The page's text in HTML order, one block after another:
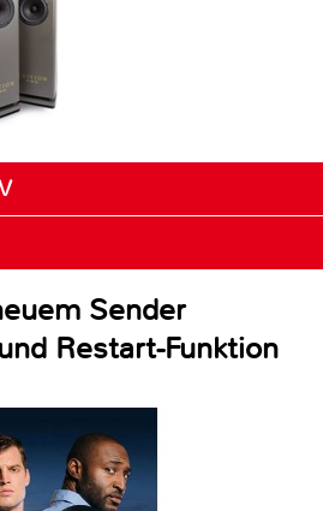
Sender
Restart-Funktion